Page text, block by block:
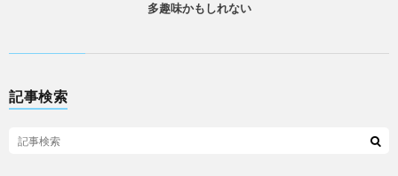
多趣味かもしれない
記事検索